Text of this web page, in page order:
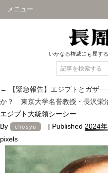
メニュー
いかなる権威にも屈す
←
【緊急報告】エジプトとガザ
か？ 東京大学名誉教授・長沢栄
エジプト大統領シーシー
By
chosyu | Published 2024
pixels